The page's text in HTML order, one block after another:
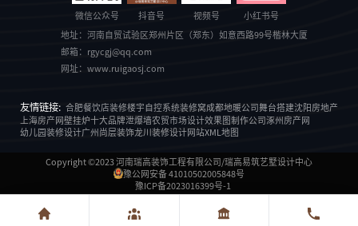
微信公众号 抖音号 视频号 小红书号
地址： 河南自贸试验区郑州片区（郑东）如意西路99号楷林大厦
邮箱：
rgycgj@qq.com
网址： www.ruigaosj.com
友情链接: 合肥餐饮店装修楼宇自控系统装修窝成都地暖公司舞台搭建沈阳房地产
上海房产网壁挂炉十大品牌泄爆墙农贸市场设计效果图制作公司涿州房产网
幼儿园装修设计广州尚层装饰龙川装修设计网站XML地图
Copyright ©2023河南瑞高装饰工程有限公司/瑞高易筑艺墅设计中心
豫公网安备 41010502005848号
豫ICP备2023016399号-1